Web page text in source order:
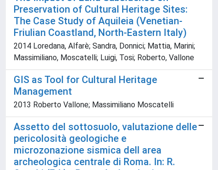
Preservation of Cultural Heritage Sites:
The Case Study of Aquileia (Venetian-
Friulian Coastland, North-Eastern Italy)
2014 Loredana, Alfarè; Sandra, Donnici; Mattia, Marini;
Massimiliano, Moscatelli; Luigi, Tosi; Roberto, Vallone
GIS as Tool for Cultural Heritage
Management
2013 Roberto Vallone; Massimiliano Moscatelli
Assetto del sottosuolo, valutazione delle
pericolosità geologiche e
microzonazione sismica dell area
archeologica centrale di Roma. In: R.